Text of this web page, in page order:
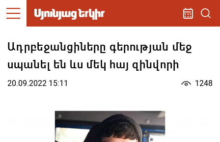
Ադրբեջանցիները գերության մեջ
սպանել են ևս մեկ հայ զինվորի
20.09.2022 15:11 1248